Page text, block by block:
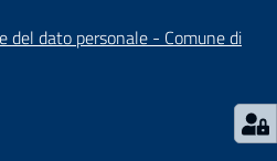
del dato personale - Comune di